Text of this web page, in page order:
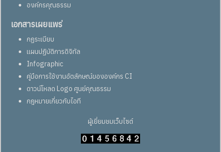
องค์กรคุณธรรม
เอกสารเผยแพร่
กฏระเบียบ
แผนปฏิบัติการดิจิทัล
Infographic
คู่มือการใช้งานอัตลักษณ์ขององค์กร CI
ดาวน์โหลด Logo ศูนย์คุณธรรม
กฎหมายเกี่ยวกับไอที
ผู้เยี่ยมชมเว็บไซต์